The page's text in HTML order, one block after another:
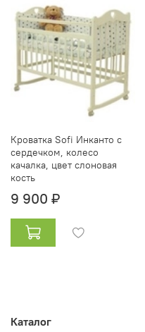
Кроватка Sofi Инканто с
сердечком, колесо
качалка, цвет слоновая
кость
9 900 ₽
Каталог